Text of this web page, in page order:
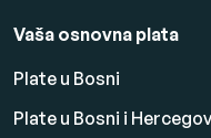
Vaša osnovna plata
Plate u Bosni
Plate u Bosni i